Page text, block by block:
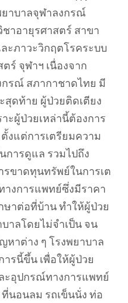
พยาบาลจุฬาลงกรณ์
าอายุรศาสตร์ สาขา
ะภาวะวิกฤตโรคระบบ
ร์ จุฬาฯ เนื่องจาก
รณ์ สภากาชาดไทย มี
สุดท้าย ผู้ป่วยติดเตียง
ะผู้ป่วยเหล่านี้ต้องการ
งแต่การเตรียมความ
ารดูแล รวมไปถึง
ขาดทุนทรัพย์ในการเต
งการแพทย์ซึ่งมีราคา
าต่อที่บ้าน ทําให้ผู้ป่วย
าลโดยไม่จําเป็น จน
าต่าง ๆ โรงพยาบาล
รนี้ขึ้น เพื่อให้ผู้ป่วย
ะอุปกรณ์ทางการแพทย์
นอนลม รถเข็นนั่ง ท่อ